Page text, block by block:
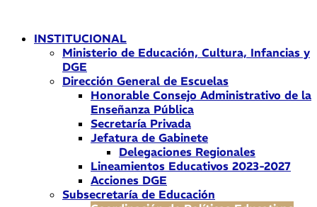
contenidoINSTITUCIONAL
Ministerio de Educación, Cultura, Infancias y
DGE
Dirección General de Escuelas
Honorable Consejo Administrativo de la
Enseñanza Pública
Secretaría Privada
Jefatura de Gabinete
Delegaciones Regionales
Lineamientos Educativos 2023-2027
Acciones DGE
Subsecretaría de Educación